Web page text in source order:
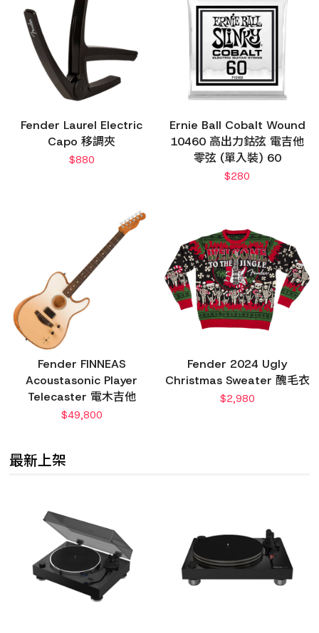
Fender Laurel Electric
Capo 移調夾
$880
Ernie Ball Cobalt Wound
10460 高出力鈷弦 電吉他
零弦 (單入裝) 60
$280
Fender FINNEAS
Acoustasonic Player
Telecaster 電木吉他
$49,800
Fender 2024 Ugly
Christmas Sweater 醜毛衣
$2,980
最新上架